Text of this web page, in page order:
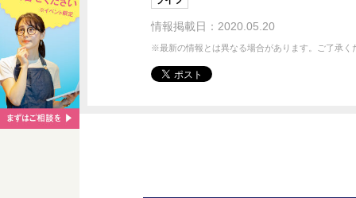
情報掲載日：2020.05.20
※最新の情報とは異なる場合があります。ご了承く